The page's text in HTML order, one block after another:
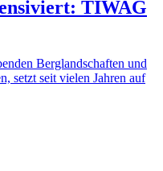
TIWAG
Berglandschaften und
setzt seit vielen Jahren auf